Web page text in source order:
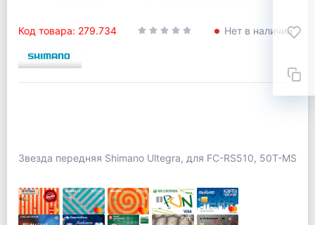
Код товара: 279.734 Нет в наличии
Звезда передняя Shimano Ultegra, для FC-RS510, 50T-MS